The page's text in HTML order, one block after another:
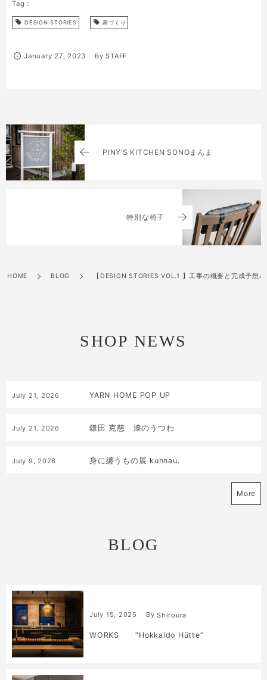
DESIGN STORIES 家づくり
January 27, 2023 BySTAFF
PINY’S KITCHEN SONOまんま
特別な椅子
HOME BLOG 【DESIGN STORIES VOL.1 】工事の概要と完成予想
SHOP NEWS
July 21, 2026 YARN HOME POP UP
July 21, 2026 鎌田 克慈 漆のうつわ
July 9 , 2026 身に纏うもの展 kuhnau.
More
BLOG
July 15, 2025 By Shiroura
WORKS ”Hokkaido Hütte”